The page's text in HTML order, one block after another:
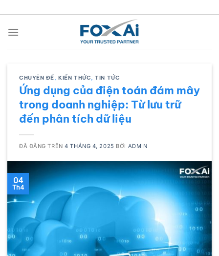
đến
nội
CHUYÊN ĐỀ,KIẾN THỨC,TIN TỨC
Ứng dụng của điện toán đám mây
trong doanh nghiệp: Từ lưu trữ
đến phân tích dữ liệu
ĐÃ ĐĂNG TRÊN4 THÁNG 4, 2025 BỞI ADMIN
04
Th4